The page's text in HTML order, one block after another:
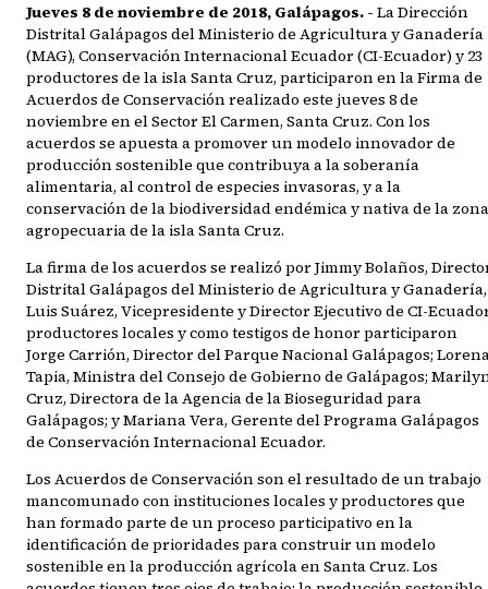
Jueves 8 de noviembre de 2018, Galápagos. - La Dirección
Distrital Galápagos del Ministerio de Agricultura y Ganadería
(MAG), Conservación Internacional Ecuador (CI-Ecuador) y 23
productores de la isla Santa Cruz, participaron en la Firma de
Acuerdos de Conservación realizado este jueves 8 de
noviembre en el Sector El Carmen, Santa Cruz. Con los
acuerdos se apuesta a promover un modelo innovador de
producción sostenible que contribuya a la soberanía
alimentaria, al control de especies invasoras, y a la
conservación de la biodiversidad endémica y nativa de la zona
agropecuaria de la isla Santa Cruz.
La firma de los acuerdos se realizó por Jimmy Bolaños,
Distrital Galápagos del Ministerio de Agricultura y Ganadería,
Luis Suárez, Vicepresidente y Director Ejecutivo de CI-
productores locales y como testigos de honor participaron
Jorge Carrión, Director del Parque Nacional Galápagos;
Tapia, Ministra del Consejo de Gobierno de Galápagos;
Cruz, Directora de la Agencia de la Bioseguridad para
Galápagos; y Mariana Vera, Gerente del Programa Galápagos
de Conservación Internacional Ecuador.
Los Acuerdos de Conservación son el resultado de un trabajo
mancomunado con instituciones locales y productores que
han formado parte de un proceso participativo en la
identificación de prioridades para construir un modelo
sostenible en la producción agrícola en Santa Cruz. Los